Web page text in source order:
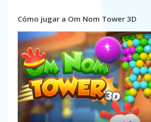
Cómo jugar a Om Nom Tower 3D